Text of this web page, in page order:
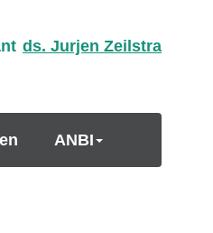
ds. Jurjen Zeilstra
ANBI